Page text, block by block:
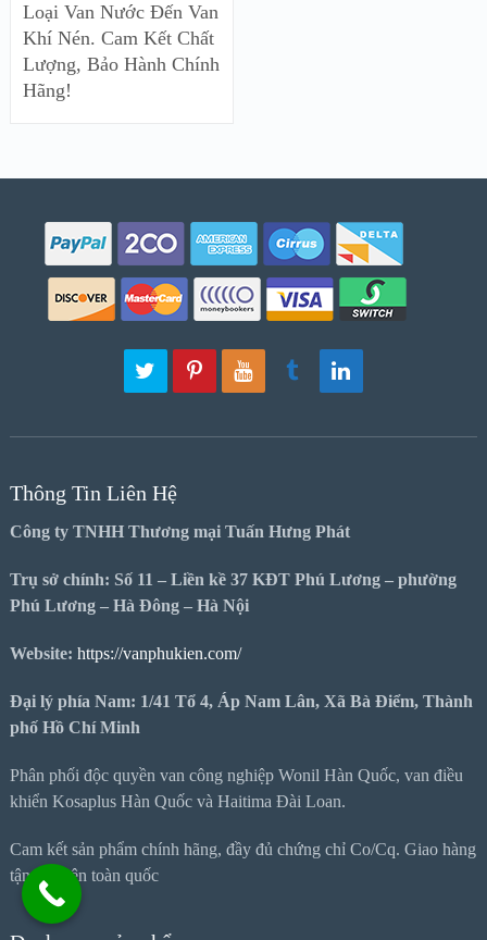
Loại Van Nước Đến Van
Khí Nén. Cam Kết Chất
Lượng, Bảo Hành Chính
Hãng!
Thông Tin Liên Hệ
Công ty TNHH Thương mại Tuấn Hưng Phát
Trụ sở chính: Số 11 – Liền kề 37 KĐT Phú Lương – phường
Phú Lương – Hà Đông – Hà Nội
Website: https://vanphukien.com/
Đại lý phía Nam: 1/41 Tổ 4, Áp Nam Lân, Xã Bà Điểm, Thành
phố Hồ Chí Minh
Phân phối độc quyền van công nghiệp Wonil Hàn Quốc, van điều
khiển Kosaplus Hàn Quốc và Haitima Đài Loan.
Cam kết sản phẩm chính hãng, đầy đủ chứng chỉ Co/Cq. Giao hàng
tận nơi trên toàn quốc